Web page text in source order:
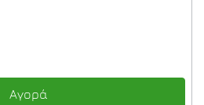
Αγορά